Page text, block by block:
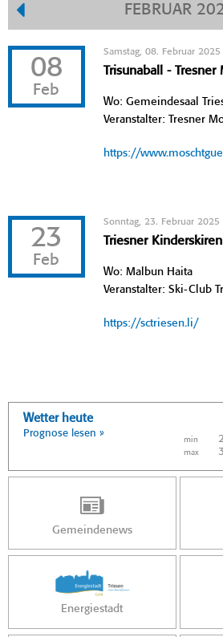
FEBRUAR
08
Feb
Samstag, 08. Februar 2025
Trisunaball - Tresner
Wo: Gemeindesaal
Veranstalter: Tresner
https://
23
Feb
Sonntag, 23. Februar 2025
Triesner
Wo: Malbun Haita
Veranstalter: Ski-Club
https://sctriesen.li/
Wetter heute
Prognose lesen »
min
max
Gemeindenews
Energiestadt